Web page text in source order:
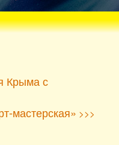
Крыма с
мастерская» >>>